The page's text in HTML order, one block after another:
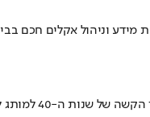
וניהול אקלים חכם